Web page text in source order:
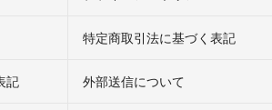
特定商取引法に基づく表記
記 外部送信について